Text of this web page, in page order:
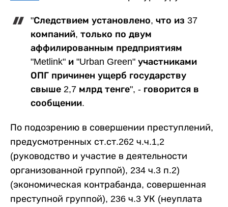
"Следствием установлено, что из 37
компаний, только по двум
аффилированным предприятиям
"Metlink" и "Urban Green" участниками
ОПГ причинен ущерб государству
свыше 2,7 млрд тенге", - говорится в
сообщении.
По подозрению в совершении преступлений,
предусмотренных ст.ст.262 ч.ч.1,2
(руководство и участие в деятельности
организованной группой), 234 ч.3 п.2)
(экономическая контрабанда, совершенная
преступной группой), 236 ч.3 УК (неуплата